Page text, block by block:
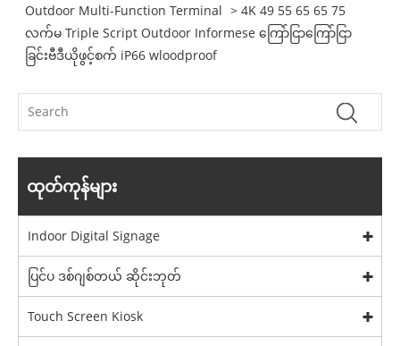
Outdoor Multi-Function Terminal > 4K 49 55 65 65 75
လက်မ Triple Script Outdoor Informese ကြော်ငြာကြော်ငြာ
ခြင်းဗီဒီယိုဖွင့်စက် iP66 wloodproof
ထုတ်ကုန်များ
Indoor Digital Signage
ပြင်ပ ဒစ်ဂျစ်တယ် ဆိုင်းဘုတ်
Touch Screen Kiosk